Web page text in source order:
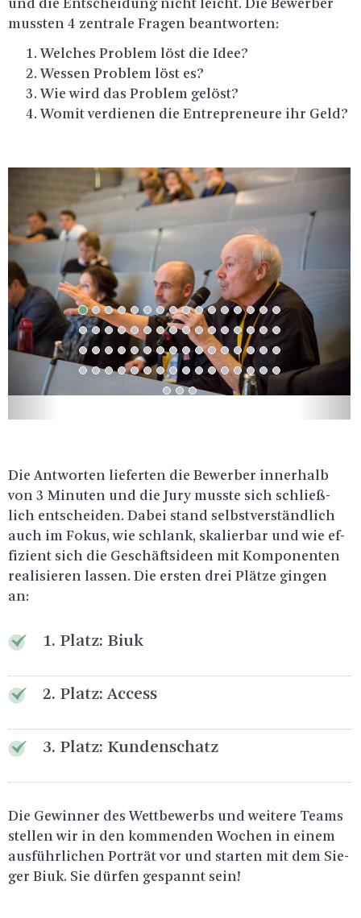
und die Ent­schei­dung nicht leicht. Die Be­wer­ber
muss­ten 4 zen­tra­le Fra­gen be­ant­wor­ten:
Wel­ches Pro­blem löst die Idee?
Wes­sen Pro­blem löst es?
Wie wird das Pro­blem ge­löst?
Womit ver­die­nen die En­tre­pre­neu­re ihr Geld?
Die Ant­wor­ten lie­fer­ten die Be­wer­ber in­ner­halb
von 3 Mi­nu­ten und die Jury muss­te sich schlie­ß­
lich ent­schei­den. Dabei stand selbst­ver­ständ­lich
auch im Fokus, wie schlank, ska­lier­bar und wie ef­
fi­zi­ent sich die Ge­schäfts­ide­en mit Kom­po­nen­ten
rea­li­sie­ren las­sen. Die ers­ten drei Plät­ze gin­gen
an:
1. Platz: Biuk
2. Platz: Ac­cess
3. Platz: Kun­den­schatz
Die Ge­win­ner des Wett­be­werbs und wei­te­re Teams
stel­len wir in den kom­men­den Wo­chen in einem
aus­führ­li­chen Por­trät vor und star­ten mit dem Sie­
ger Biuk. Sie dür­fen ge­spannt sein!